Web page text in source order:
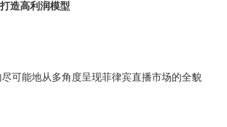
造高利润模型
可能地从多角度呈现菲律宾直播市场的全貌